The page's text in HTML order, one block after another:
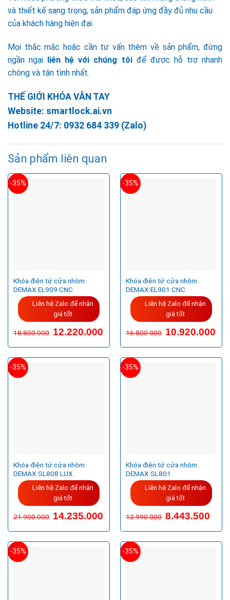
và thiết kế sang trọng, sản phẩm đáp ứng đầy đủ nhu cầu
của khách hàng hiện đại.
Mọi thắc mắc hoặc cần tư vấn thêm về sản phẩm, đừng
ngần ngại liên hệ với chúng tôiđể được hỗ trợ nhanh
chóng và tận tình nhất.
THẾ GIỚI KHÓA VÂN TAY
Website: smartlock.ai.vn
Hotline 24/7: 0932 684 339 (Zalo)
Sản phẩm liên quan
-35%
Khóa điện tử cửa nhôm
DEMAX EL909 CNC
Liên hệ Zalo để nhận
giá tốt
18.800.000 12.220.000
-35%
Khóa điện tử cửa nhôm
DEMAX EL901 CNC
Liên hệ Zalo để nhận
giá tốt
16.800.000 10.920.000
-35%
Khóa điện tử cửa nhôm
DEMAX SL808 LUX
Liên hệ Zalo để nhận
giá tốt
21.900.000 14.235.000
-35%
Khóa điện tử cửa nhôm
DEMAX SL801
Liên hệ Zalo để nhận
giá tốt
12.990.000 8.443.500
-35% -35%